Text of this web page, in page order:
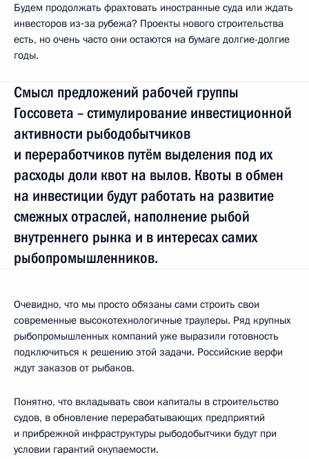
Будем продолжать фрахтовать иностранные суда или ждать
инвесторов из‑за рубежа? Проекты нового строительства
есть, но очень часто они остаются на бумаге долгие-долгие
годы.
Смысл предложений рабочей группы
Госсовета – стимулирование инвестиционной
активности рыбодобытчиков
и переработчиков путём выделения под их
расходы доли квот на вылов. Квоты в обмен
на инвестиции будут работать на развитие
смежных отраслей, наполнение рыбой
внутреннего рынка и в интересах самих
рыбопромышленников.
Очевидно, что мы просто обязаны сами строить свои
современные высокотехнологичные траулеры. Ряд крупных
рыбопромышленных компаний уже выразили готовность
подключиться к решению этой задачи. Российские верфи
ждут заказов от рыбаков.
Понятно, что вкладывать свои капиталы в строительство
судов, в обновление перерабатывающих предприятий
и прибрежной инфраструктуры рыбодобытчики будут при
условии гарантий окупаемости.